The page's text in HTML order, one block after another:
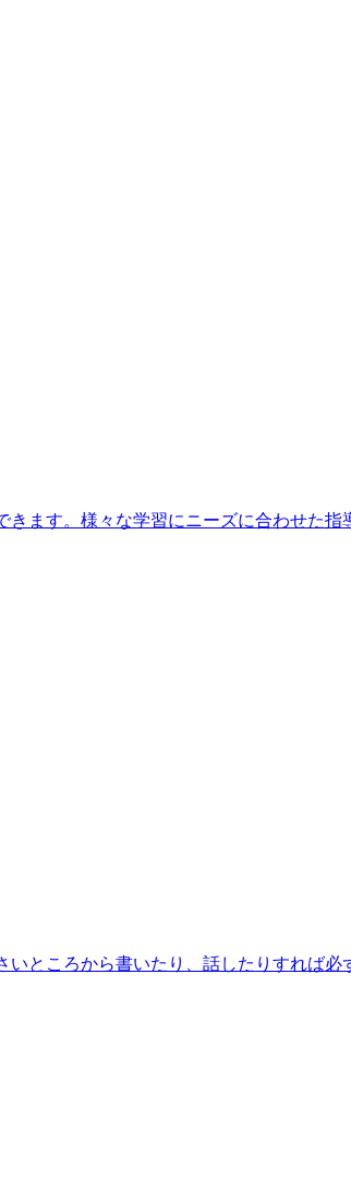
ます。様々な学習にニーズに合わせた
ところから書いたり、話したりすれば必